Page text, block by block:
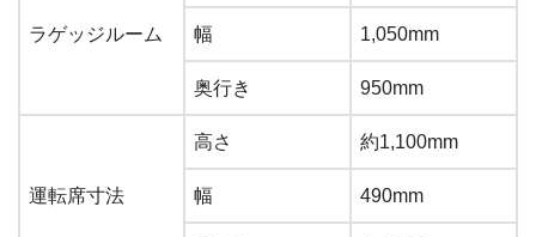
ラゲッジルーム 幅 1,050mm
奥行き 950mm
運転席寸法
高さ 約1,100mm
幅 490mm